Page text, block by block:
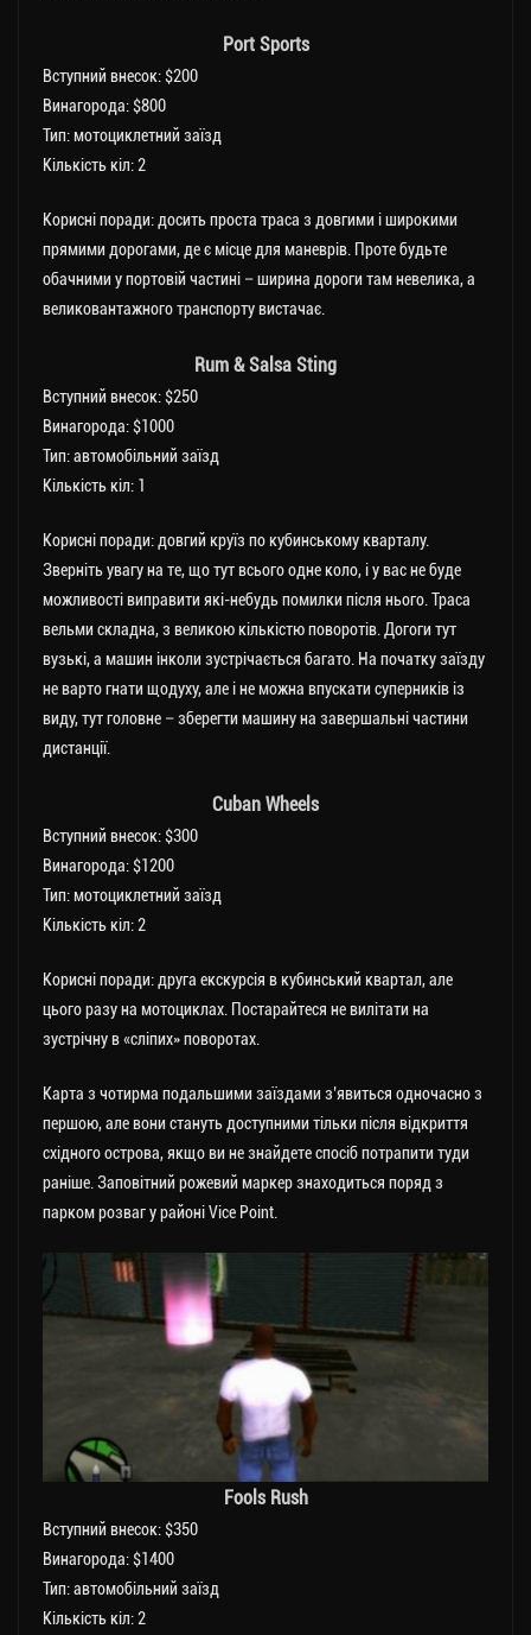
Port Sports
Вступний внесок: $200
Винагорода: $800
Тип: мотоциклетний заїзд
Кількість кіл: 2
Корисні поради: досить проста траса з довгими і широкими
прямими дорогами, де є місце для маневрів. Проте будьте
обачними у портовій частині – ширина дороги там невелика, а
великовантажного транспорту вистачає.
Rum & Salsa Sting
Вступний внесок: $250
Винагорода: $1000
Тип: автомобільний заїзд
Кількість кіл: 1
Корисні поради: довгий круїз по кубинському кварталу.
Зверніть увагу на те, що тут всього одне коло, і у вас не буде
можливості виправити які-небудь помилки після нього. Траса
вельми складна, з великою кількістю поворотів. Догоги тут
вузькі, а машин інколи зустрічається багато. На початку заїзду
не варто гнати щодуху, але і не можна впускати суперників із
виду, тут головне – зберегти машину на завершальні частини
дистанції.
Cuban Wheels
Вступний внесок: $300
Винагорода: $1200
Тип: мотоциклетний заїзд
Кількість кіл: 2
Корисні поради: друга екскурсія в кубинський квартал, але
цього разу на мотоциклах. Постарайтеся не вилітати на
зустрічну в «сліпих» поворотах.
Карта з чотирма подальшими заїздами з’явиться одночасно з
першою, але вони стануть доступними тільки після відкриття
східного острова, якщо ви не знайдете спосіб потрапити туди
раніше. Заповітний рожевий маркер знаходиться поряд з
парком розваг у районі Vice Point.
Fools Rush
Вступний внесок: $350
Винагорода: $1400
Тип: автомобільний заїзд
Кількість кіл: 2